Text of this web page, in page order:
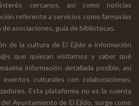
cercanos, así como noticias
referente a servicios como farmacias
asociaciones, guía de bibliotecas.
de la cultura de El Ejido e información
que quieran visitarnos y saber qué
información detallada posible, así
culturales con colaboraciones,
Esta plataforma no es la cuenta
Ayuntamiento de El Ejido, surge como